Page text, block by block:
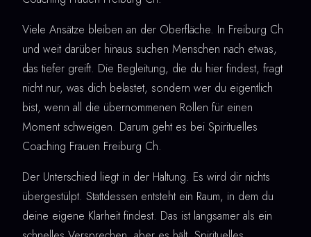
Viele Ansätze bleiben an der Oberfläche. In Freiburg Ch
und weit darüber hinaus suchen Menschen nach etwas,
das tiefer greift. Die Begleitung, die du hier findest, fragt
nicht nur, was dich belastet, sondern wer du eigentlich
bist, wenn all die übernommenen Rollen für einen
Moment schweigen. Darum geht es bei Spirituelles
Coaching Frauen Freiburg Ch.
Der Unterschied liegt in der Haltung. Es wird dir nichts
übergestülpt. Stattdessen entsteht ein Raum, in dem du
deine eigene Klarheit findest. Das ist langsamer als ein